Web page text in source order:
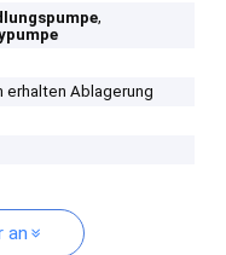
,
erhalten Ablagerung
an